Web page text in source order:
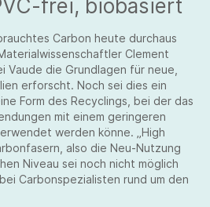
frei, biobasiert
Carbon heute durchaus
Clement
die Grundlagen für neue,
erforscht. Noch sei dies ein
Form des Recyclings, bei der das
mit einem geringeren
werden könne. „High
also die Neu-Nutzung
Niveau sei noch nicht möglich
Carbonspezialisten rund um den